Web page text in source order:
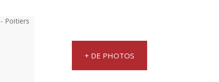
+ DE PHOTOS